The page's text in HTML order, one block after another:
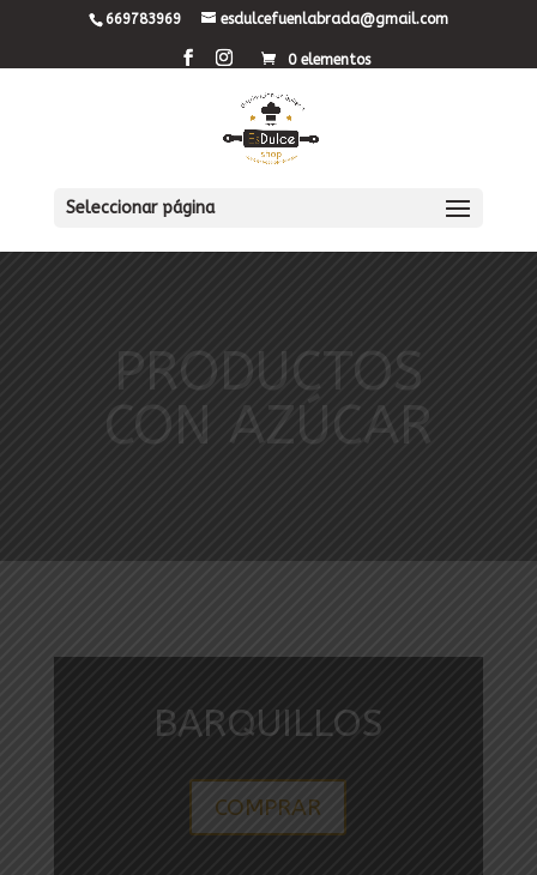
669783969 esdulcefuenlabrada@gmail.com
0 elementos
Seleccionar página
PRODUCTOS
CON AZÚCAR
BARQUILLOS
COMPRAR